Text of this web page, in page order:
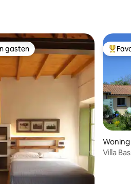
gasten
gasten
Woning
Villa